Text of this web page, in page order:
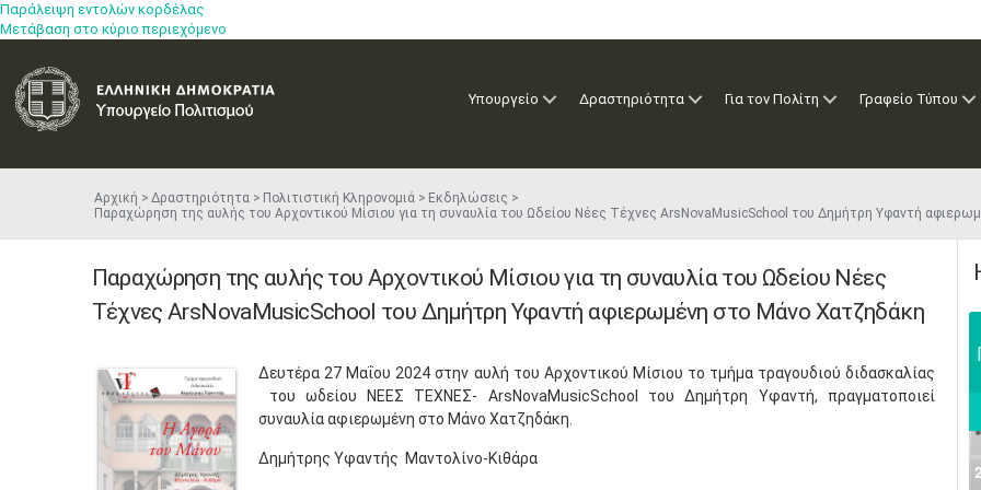
Παράλειψη εντολών κορδέλας
Μετάβαση στο κύριο περιεχόμενο
Υπουργείο Δραστηριότητα Για τον Πολίτη Γραφείο Τύπου
Αρχική Δραστηριότητα Πολιτιστική Κληρονομιά
Εκδηλώσεις
Παραχώρηση της αυλής του Αρχοντικού Μίσιου για τη συναυλία του Ωδείου Νέες Τέχνες ArsNovaMusicSchool του Δημήτρη Υφαντή
Παραχώρηση της αυλής του Αρχοντικού Μίσιου για τη συναυλία του Ωδείου Νέες
Τέχνες ArsNovaMusicSchool του Δημήτρη Υφαντή αφιερωμένη στο Μάνο Χατζηδάκη
​Δευτέρα 27 Μαΐου 2024 στην αυλή του Αρχοντικού Μίσιου το τμήμα τραγουδιού διδασκαλίας
του ωδείου ΝΕΕΣ ΤΕΧΝΕΣ- ArsNovaMusicSchool του Δημήτρη Υφαντή, πραγματοποιεί
συναυλία αφιερωμένη στο Μάνο Χατζηδάκη.
Δημήτρης Υφαντής Μαντολίνο-Κιθάρα
14
28
•